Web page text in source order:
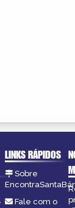
LINKS RÁPIDOS
Sobre
Fale com o